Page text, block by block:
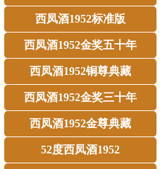
西凤酒1952标准版
西凤酒1952金奖五十年
西凤酒1952铜尊典藏
西凤酒1952金奖三十年
西凤酒1952金尊典藏
52度西凤酒1952